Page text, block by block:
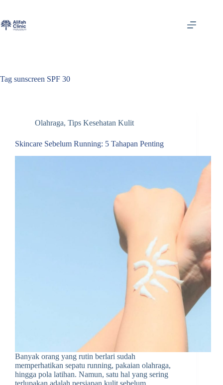
content
Tag sunscreen SPF 30
Olahraga, Tips Kesehatan Kulit
Skincare Sebelum Running: 5 Tahapan Penting
Banyak orang yang rutin berlari sudah
memperhatikan sepatu running, pakaian olahraga,
hingga pola latihan. Namun, satu hal yang sering
terlupakan adalah persiapan kulit sebelum